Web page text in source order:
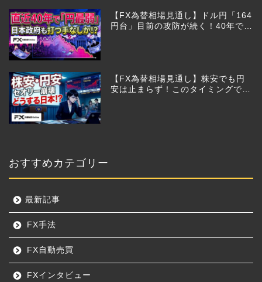
【FX為替相場見通し】ドル円「164
円台」目前の攻防が続く！40年で円
【FX為替相場見通し】株安でも円
安は止まらず！このタイミングでと
おすすめカテゴリー
最新記事
FX手法
FX自動売買
FXインタビュー